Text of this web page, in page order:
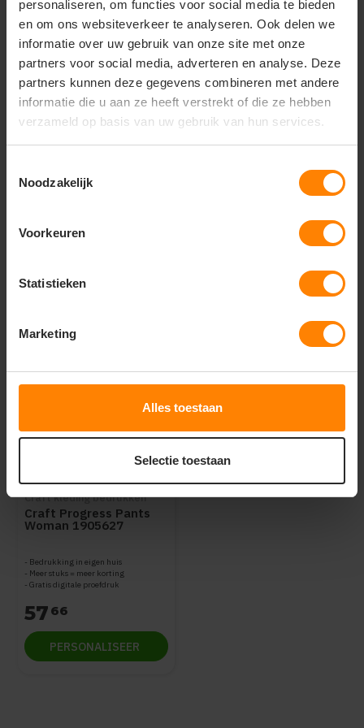
personaliseren, om functies voor social media te bieden
en om ons websiteverkeer te analyseren. Ook delen we
informatie over uw gebruik van onze site met onze
partners voor social media, adverteren en analyse. Deze
partners kunnen deze gegevens combineren met andere
informatie die u aan ze heeft verstrekt of die ze hebben
verzameld op basis van uw gebruik van hun services.
Noodzakelijk
Voorkeuren
Statistieken
Marketing
Alles toestaan
Selectie toestaan
Vragen? Neem contact
op met onze
klantenservice
mail
Dit vind je misschien ook leuk
Craft kleding bedrukken
Craft Progress Pants
Woman 1905627
Bedrukking in eigen huis
Meer stuks = meer korting
Gratis digitale proefdruk
57 66
PERSONALISEER